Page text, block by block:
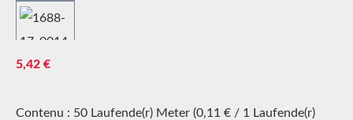
Prix régulier :
5,42 €
Contenu : 50 Laufende(r) Meter (0,11 € / 1 Laufende(r)